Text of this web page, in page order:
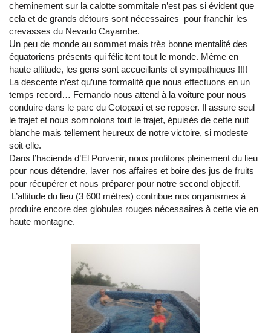
cheminement sur la calotte sommitale n’est pas si évident que
cela et de grands détours sont nécessaires pour franchir les
crevasses du Nevado Cayambe.
Un peu de monde au sommet mais très bonne mentalité des
équatoriens présents qui félicitent tout le monde. Même en
haute altitude, les gens sont accueillants et sympathiques !!!!
La descente n’est qu’une formalité que nous effectuons en un
temps record… Fernando nous attend à la voiture pour nous
conduire dans le parc du Cotopaxi et se reposer. Il assure seul
le trajet et nous somnolons tout le trajet, épuisés de cette nuit
blanche mais tellement heureux de notre victoire, si modeste
soit elle.
Dans l’hacienda d’El Porvenir, nous profitons pleinement du lieu
pour nous détendre, laver nos affaires et boire des jus de fruits
pour récupérer et nous préparer pour notre second objectif.
L’altitude du lieu (3 600 mètres) contribue nos organismes à
produire encore des globules rouges nécessaires à cette vie en
haute montagne.